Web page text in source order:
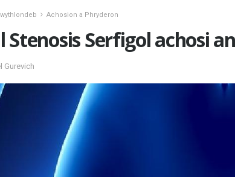
Achosion a Phryderon
Stenosis Serfigol achosi
Gurevich